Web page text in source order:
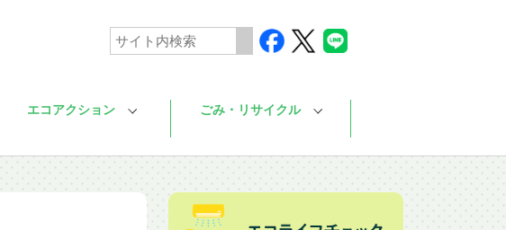
エコアクション ごみ・リサイクル